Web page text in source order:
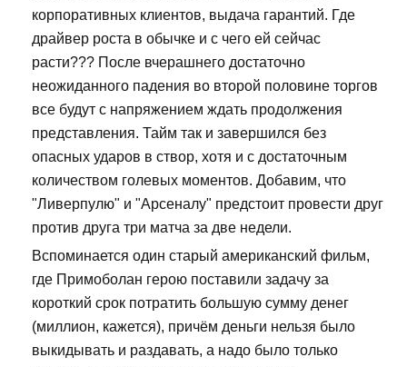
корпоративных клиентов, выдача гарантий. Где
драйвер роста в обычке и с чего ей сейчас
расти??? После вчерашнего достаточно
неожиданного падения во второй половине торгов
все будут с напряжением ждать продолжения
представления. Тайм так и завершился без
опасных ударов в створ, хотя и с достаточным
количеством голевых моментов. Добавим, что
"Ливерпулю" и "Арсеналу" предстоит провести друг
против друга три матча за две недели.
Вспоминается один старый американский фильм,
где Примоболан герою поставили задачу за
короткий срок потратить большую сумму денег
(миллион, кажется), причём деньги нельзя было
выкидывать и раздавать, а надо было только